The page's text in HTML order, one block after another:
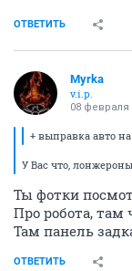
ОТВЕТИТЬ
Myrka
v.i.p.
08 февраля
+ выправка авто на
У Вас что,
Ты фотки
Про робота, там
Там панель
ОТВЕТИТЬ